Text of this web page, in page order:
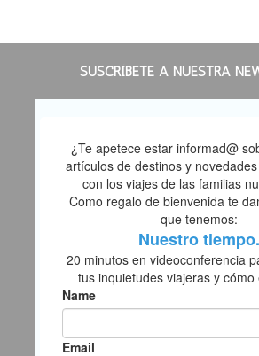
SUSCRÍBETE A NUESTRA